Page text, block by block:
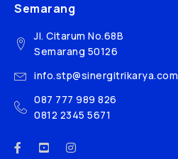
Semarang
Jl. Citarum No.68B
Semarang 50126
info.stp@sinergitrikarya.com
087 777 989 826
0812 2345 5671